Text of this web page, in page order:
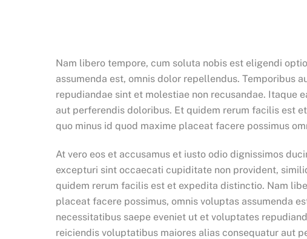
Nam libero tempore, cum soluta nobis est eligendi
assumenda est, omnis dolor repellendus. Temporibus
repudiandae sint et molestiae non recusandae. Itaque
aut perferendis doloribus. Et quidem rerum facilis est
quo minus id quod maxime placeat facere possimus
At vero eos et accusamus et iusto odio dignissimos
excepturi sint occaecati cupiditate non provident,
quidem rerum facilis est et expedita distinctio. Nam
placeat facere possimus, omnis voluptas assumenda
necessitatibus saepe eveniet ut et voluptates
reiciendis voluptatibus maiores alias consequatur aut